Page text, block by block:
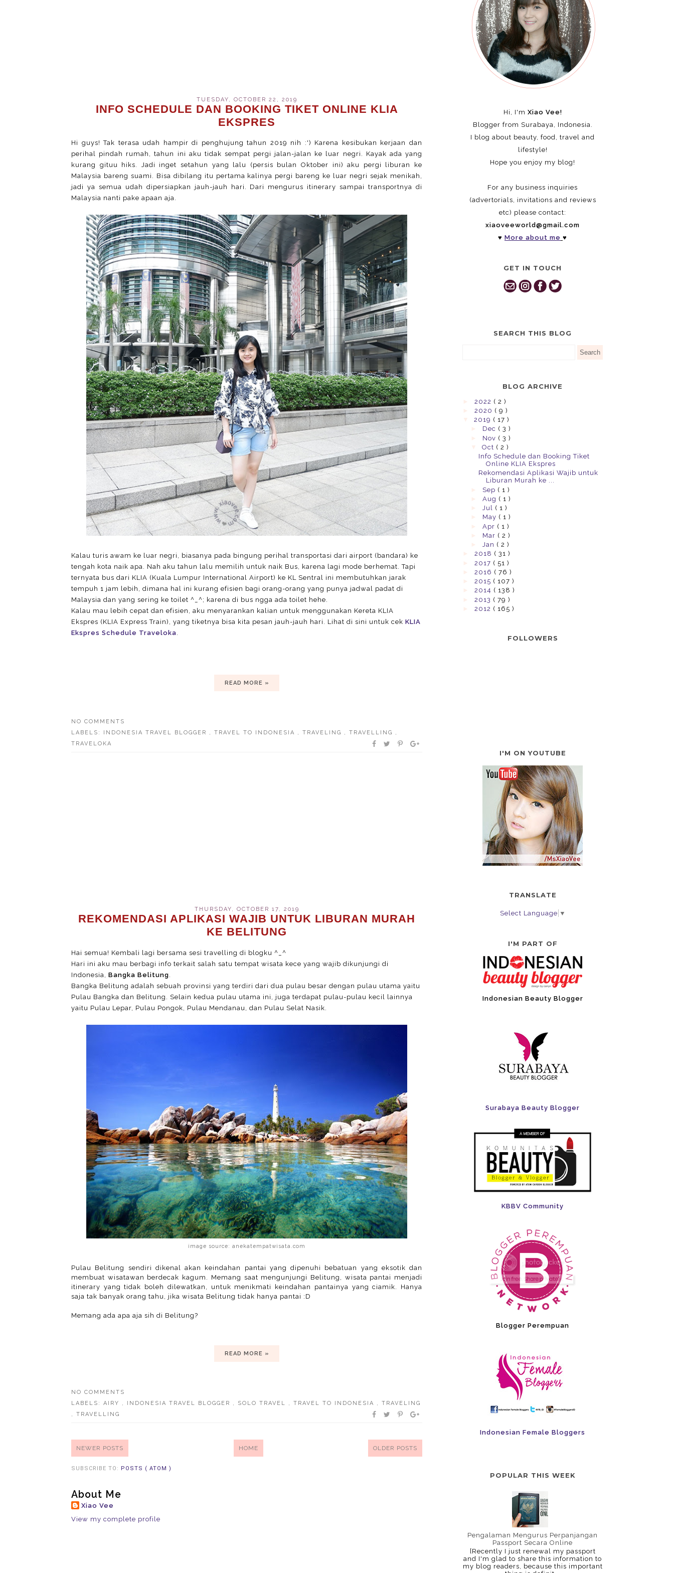
TUESDAY, OCTOBER 22, 2019
INFO SCHEDULE DAN BOOKING TIKET ONLINE KLIA
EKSPRES
Hi guys! Tak terasa udah hampir di penghujung tahun 2019 nih :') Karena kesibukan kerjaan dan
perihal pindah rumah, tahun ini aku tidak sempat pergi jalan-jalan ke luar negri. Kayak ada yang
kurang gituu hiks. Jadi inget setahun yang lalu (persis bulan Oktober ini) aku pergi liburan ke
Malaysia bareng suami. Bisa dibilang itu pertama kalinya pergi bareng ke luar negri sejak menikah,
jadi ya semua udah dipersiapkan jauh-jauh hari. Dari mengurus itinerary sampai transportnya di
Malaysia nanti pake apaan aja.
Kalau turis awam ke luar negri, biasanya pada bingung perihal transportasi dari airport (bandara) ke
tengah kota naik apa. Nah aku tahun lalu memilih untuk naik Bus, karena lagi mode berhemat. Tapi
ternyata bus dari KLIA (Kuala Lumpur International Airport) ke KL Sentral ini membutuhkan jarak
tempuh 1 jam lebih, dimana hal ini kurang efisien bagi orang-orang yang punya jadwal padat di
Malaysia dan yang sering ke toilet ^_^; karena di bus ngga ada toilet hehe.
Kalau mau lebih cepat dan efisien, aku menyarankan kalian untuk menggunakan Kereta KLIA
Ekspres (KLIA Express Train), yang tiketnya bisa kita pesan jauh-jauh hari. Lihat di sini untuk cek KLIA
Ekspres Schedule Traveloka.
READ MORE »
NO COMMENTS
LABELS:
INDONESIA TRAVEL BLOGGER , TRAVEL TO INDONESIA , TRAVELING , TRAVELLING ,
TRAVELOKA
THURSDAY, OCTOBER 17, 2019
REKOMENDASI APLIKASI WAJIB UNTUK LIBURAN MURAH
KE BELITUNG
Hai semua! Kembali lagi bersama sesi travelling di blogku ^_^
Hari ini aku mau berbagi info terkait salah satu tempat wisata kece yang wajib dikunjungi di
Indonesia, Bangka Belitung
Bangka Belitung adalah sebuah provinsi yang terdiri dari dua pulau besar dengan pulau utama yaitu
Pulau Bangka dan Belitung. Selain kedua pulau utama ini, juga terdapat pulau-pulau kecil lainnya
yaitu Pulau Lepar, Pulau Pongok, Pulau Mendanau, dan Pulau Selat Nasik.
image source: anekatempatwisata.com
Pulau Belitung sendiri dikenal akan keindahan pantai yang dipenuhi bebatuan yang eksotik dan
membuat wisatawan berdecak kagum. Memang saat mengunjungi Belitung, wisata pantai menjadi
itinerary yang tidak boleh dilewatkan, untuk menikmati keindahan pantainya yang ciamik. Hanya
saja tak banyak orang tahu, jika wisata Belitung tidak hanya pantai :D
Memang ada apa aja sih di Belitung?
READ MORE »
NO COMMENTS
LABELS: AIRY , INDONESIA TRAVEL BLOGGER , SOLO TRAVEL , TRAVEL TO INDONESIA , TRAVELING
, TRAVELLING
NEWER POSTS OLDER POSTS
HOME
SUBSCRIBE TO: POSTS ( ATOM )
About Me
Xiao Vee
View my complete profile
Hi, I'm Xiao Vee!
Blogger from Surabaya, Indonesia.
I blog about beauty, food, travel and
lifestyle!
Hope you enjoy my blog!
For any business inquiries
(advertorials, invitations and reviews
etc) please contact:
xiaoveeworld@gmail.com
♥ More about me ♥
GET IN TOUCH
SEARCH THIS BLOG
BLOG ARCHIVE
2022 ( 2 )
2020 ( 9 )
2019 ( 17 )
Dec ( 3 )
Nov ( 3 )
Oct ( 2 )
Info Schedule dan Booking Tiket
Online KLIA Ekspres
Rekomendasi Aplikasi Wajib untuk
Liburan Murah ke ...
Sep ( 1 )
Aug ( 1 )
Jul ( 1 )
May ( 1 )
Apr ( 1 )
Mar ( 2 )
Jan ( 2 )
2018 ( 31 )
2017 ( 51 )
2016 ( 76 )
2015 ( 107 )
2014 ( 138 )
2013 ( 79 )
2012 ( 165 )
FOLLOWERS
I'M ON YOUTUBE
TRANSLATE
Select Language ▼
I'M PART OF
Indonesian Beauty Blogger
Surabaya Beauty Blogger
KBBV Community
Blogger Perempuan
Indonesian Female Bloggers
POPULAR THIS WEEK
Pengalaman Mengurus Perpanjangan
Passport Secara Online
[Recently I just renewal my passport
and I'm glad to share this information to
my blog readers, because this important